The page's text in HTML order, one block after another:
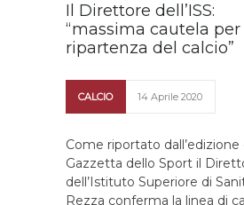
Il Direttore dell’ISS:
“massima cautela per
ripartenza del calcio”
CALCIO 14 Aprile 2020
Come riportato dall’edizione
Gazzetta dello Sport il
dell’Istituto Superiore di
Rezza conferma la linea di